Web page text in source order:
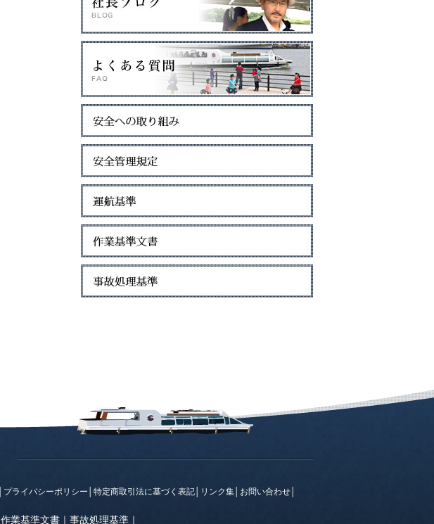
プライバシーポリシー 特定商取引法に基づく表記 リンク集 お問い合わせ
作業基準文書 ｜ 事故処理基準 ｜